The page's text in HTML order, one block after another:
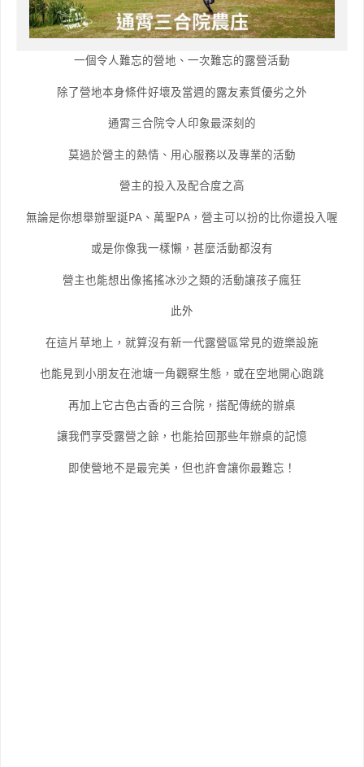
一個令人難忘的營地、一次難忘的露營活動
除了營地本身條件好壞及當週的露友素質優劣之外
通霄三合院令人印象最深刻的
莫過於營主的熱情、用心服務以及專業的活動
營主的投入及配合度之高
無論是你想舉辦聖誕PA、萬聖PA，營主可以扮的比你還投入喔
或是你像我一樣懶，甚麼活動都沒有
營主也能想出像搖搖冰沙之類的活動讓孩子瘋狂
此外
在這片草地上，就算沒有新一代露營區常見的遊樂設施
也能見到小朋友在池塘一角觀察生態，或在空地開心跑跳
再加上它古色古香的三合院，搭配傳統的辦桌
讓我們享受露營之餘，也能拾回那些年辦桌的記憶
即使營地不是最完美，但也許會讓你最難忘！